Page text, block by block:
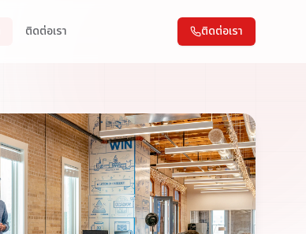
ติดต่อเรา ติดต่อเรา